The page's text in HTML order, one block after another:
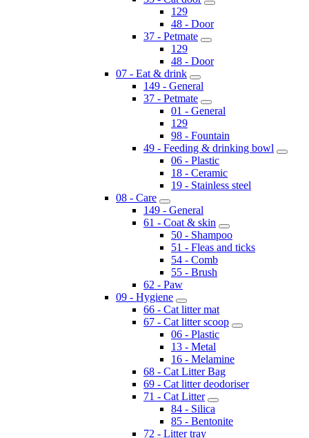
129
48 - Door
37 - Petmate
129
48 - Door
07 - Eat & drink
149 - General
37 - Petmate
01 - General
129
98 - Fountain
49 - Feeding & drinking bowl
06 - Plastic
18 - Ceramic
19 - Stainless steel
08 - Care
149 - General
61 - Coat & skin
50 - Shampoo
51 - Fleas and ticks
54 - Comb
55 - Brush
62 - Paw
09 - Hygiene
66 - Cat litter mat
67 - Cat litter scoop
06 - Plastic
13 - Metal
16 - Melamine
68 - Cat Litter Bag
69 - Cat litter deodoriser
71 - Cat Litter
84 - Silica
85 - Bentonite
72 - Litter tray